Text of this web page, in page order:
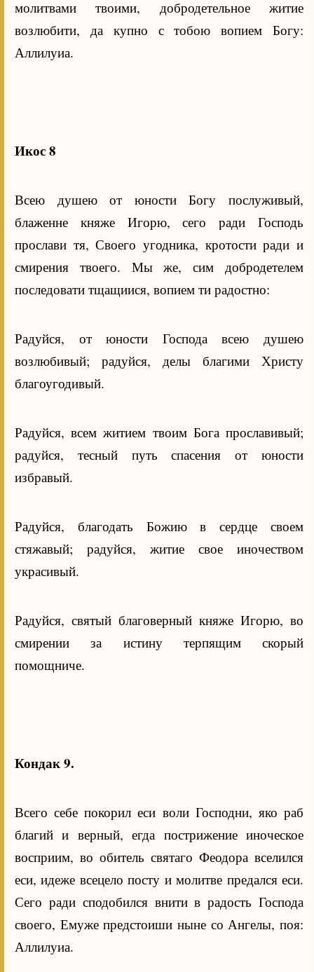
молитвами твоими, добродетельное житие
возлюбити, да купно с тобою вопием Богу:
Аллилуиа.
Икос 8
Всею душею от юности Богу послуживый,
блаженне княже Игорю, сего ради Господь
прослави тя, Своего угодника, кротости ради и
смирения твоего. Мы же, сим добродетелем
последовати тщащиися, вопием ти радостно:
Радуйся, от юности Господа всею душею
возлюбивый; радуйся, делы благими Христу
благоугодивый.
Радуйся, всем житием твоим Бога прославивый;
радуйся, тесный путь спасения от юности
избравый.
Радуйся, благодать Божию в сердце своем
стяжавый; радуйся, житие свое иночеством
украсивый.
Радуйся, святый благоверный княже Игорю, во
смирении за истину терпящим скорый
помощниче.
Кондак 9.
Всего себе покорил еси воли Господни, яко раб
благий и верный, егда пострижение иноческое
восприим, во обитель святаго Феодора вселился
еси, идеже всецело посту и молитве предался еси.
Сего ради сподобился внити в радость Господа
своего, Емуже предстоиши ныне со Ангелы, поя:
Аллилуиа.